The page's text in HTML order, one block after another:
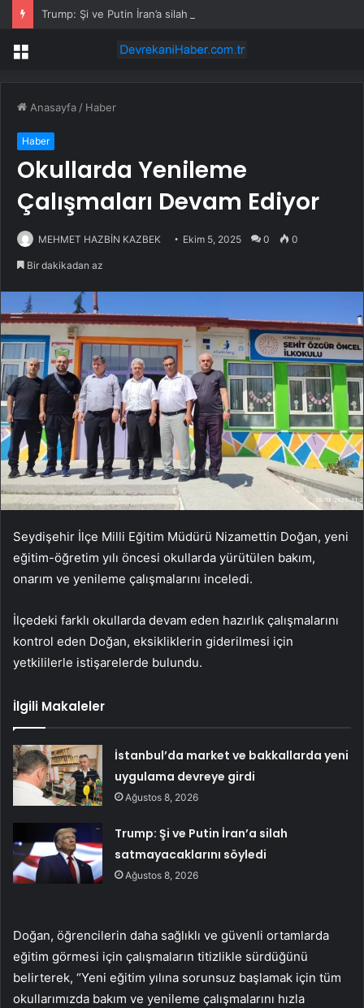
Trump: Şi ve Putin İran’a silah satmayacaklarını söyledi
Menü
Anasayfa / Haber
Haber
Okullarda Yenileme
Çalışmaları Devam Ediyor
MEHMET HAZBİN KAZBEK Ekim 5, 2025 0 0
Bir dakikadan az
Seydişehir İlçe Milli Eğitim Müdürü Nizamettin Doğan, yeni
eğitim-öğretim yılı öncesi okullarda yürütülen bakım,
onarım ve yenileme çalışmalarını inceledi.
İlçedeki farklı okullarda devam eden hazırlık çalışmalarını
kontrol eden Doğan, eksikliklerin giderilmesi için
yetkililerle istişarelerde bulundu.
İlgili Makaleler
İstanbul’da market ve bakkallarda yeni
uygulama devreye girdi
Ağustos 8, 2026
Trump: Şi ve Putin İran’a silah
satmayacaklarını söyledi
Ağustos 8, 2026
Doğan, öğrencilerin daha sağlıklı ve güvenli ortamlarda
eğitim görmesi için çalışmaların titizlikle sürdüğünü
belirterek, “Yeni eğitim yılına sorunsuz başlamak için tüm
okullarımızda bakım ve yenileme çalışmalarını hızla